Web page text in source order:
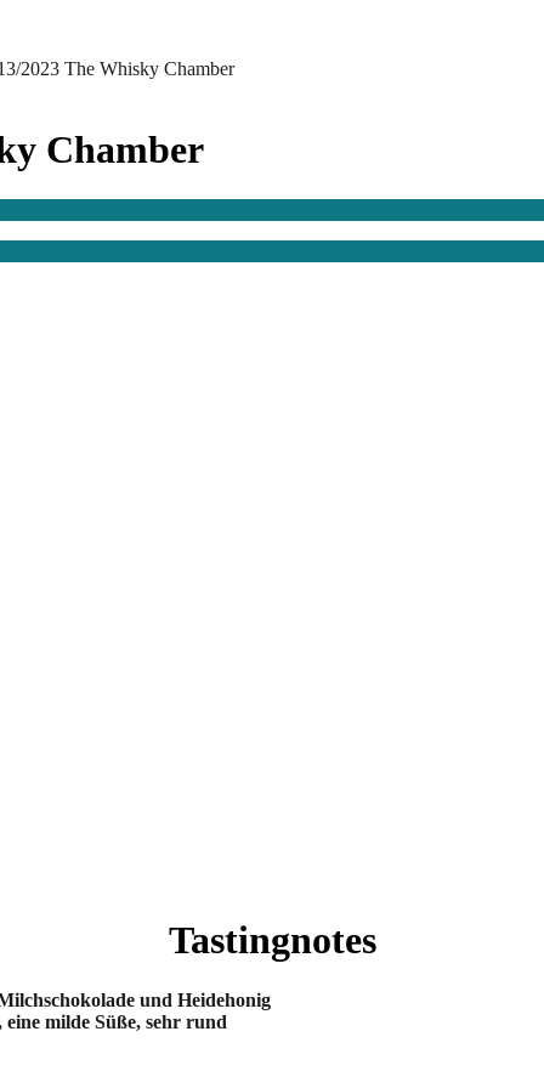
2023 The Whisky Chamber
Chamber
Tastingnotes
und Heidehonig
milde Süße, sehr rund